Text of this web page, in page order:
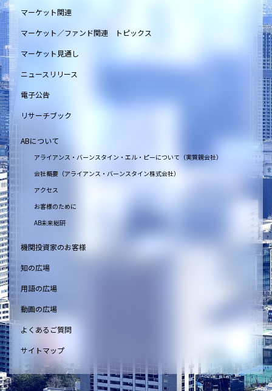
マーケット関連
マーケット／ファンド関連 トピックス
マーケット見通し
ニュースリリース
電子公告
リサーチブック
ABについて
アライアンス・バーンスタイン・エル・ピーについて（実質親会社）
会社概要（アライアンス・バーンスタイン株式会社）
アクセス
お客様のために
AB未来総研
機関投資家のお客様
知の広場
用語の広場
動画の広場
よくあるご質問
サイトマップ